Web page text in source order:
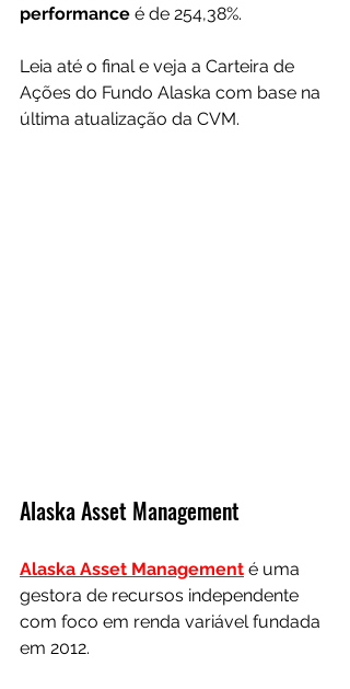
performance é de 254,38%.
Leia até o final e veja a Carteira de
Ações do Fundo Alaska com base na
última atualização da CVM.
Alaska Asset Management
Alaska Asset Management é uma
gestora de recursos independente
com foco em renda variável fundada
em 2012.